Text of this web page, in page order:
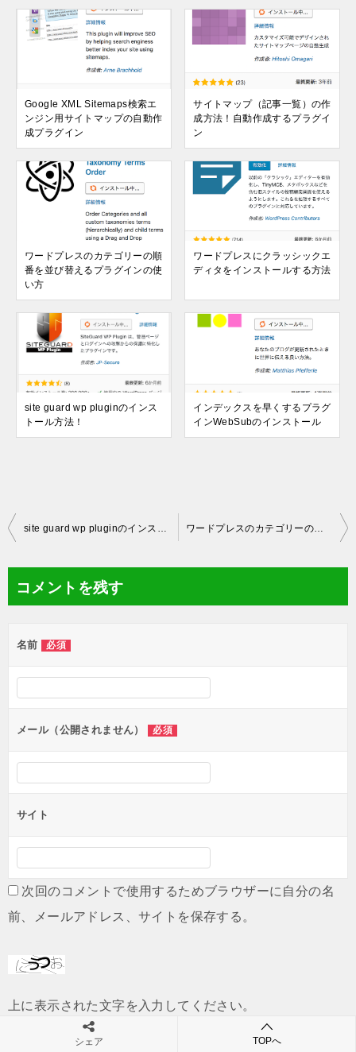
Google XML Sitemaps検索エ
ンジン用サイトマップの自動作
成プラグイン
サイトマップ（記事一覧）の作
成方法！自動作成するプラグイ
ン
ワードプレスのカテゴリーの順
番を並び替えるプラグインの使
い方
ワードプレスにクラッシックエ
ディタをインストールする方法
site guard wp pluginのインス
トール方法！
インデックスを早くするプラグ
インWebSubのインストール
投
ビ
ー
シ
ョ
ン
site guard wp pluginのインストール方法！ ワードプレスのカテゴリーの順番を並び替えるプラグインの使い方
コメントを残す
名前 必須
メール（公開されません） 必須
サイト
次回のコメントで使用するためブラウザーに自分の名
前、メールアドレス、サイトを保存する。
上に表示された文字を入力してください。
シェア TOPへ